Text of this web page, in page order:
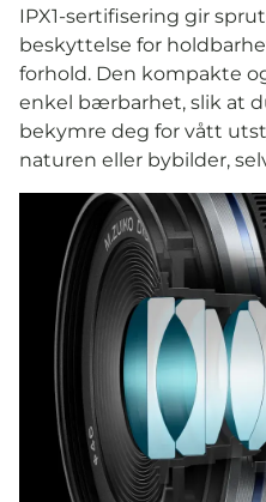
IPX1-sertifisering gir
beskyttelse for
forhold. Den kompakte
enkel bærbarhet, slik at
bekymre deg for vått
naturen eller bybilder,